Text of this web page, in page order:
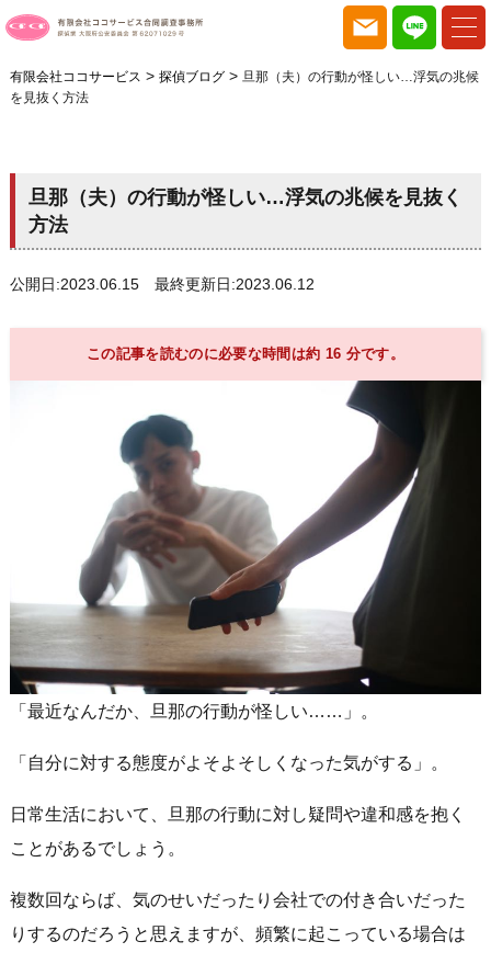
有限会社ココサービス > 探偵ブログ> 旦那（夫）の行動が怪しい…浮気の兆候
を見抜く方法
旦那（夫）の行動が怪しい…浮気の兆候を見抜く
方法
公開日:2023.06.15 最終更新日:2023.06.12
この記事を読むのに必要な時間は約 16 分です。
「最近なんだか、旦那の行動が怪しい……」。
「自分に対する態度がよそよそしくなった気がする」。
日常生活において、旦那の行動に対し疑問や違和感を抱く
ことがあるでしょう。
複数回ならば、気のせいだったり会社での付き合いだった
りするのだろうと思えますが、頻繁に起こっている場合は